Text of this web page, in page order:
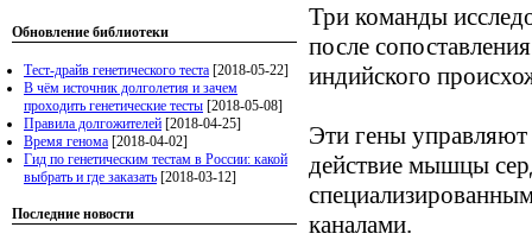
Обновление библиотеки
Тест-драйв генетического теста [2018-05-22]
В чём источник долголетия и зачем
проходить генетические тесты [2018-05-08]
Правила долгожителей [2018-04-25]
Время генома [2018-04-02]
Гид по генетическим тестам в России: какой
выбрать и где заказать [2018-03-12]
Последние новости
Три команды
после
индийского
Эти гены
действие мышцы
каналами.